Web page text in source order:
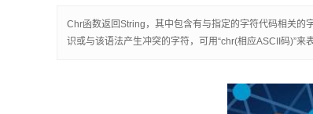
Chr函数返回String，其中包含有与指定的字符代码相关
识或与该语法产生冲突的字符，可用“chr(相应ASCII码)”来